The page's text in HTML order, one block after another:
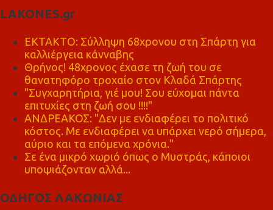
LAKONES.gr
ΕΚΤΑΚΤΟ: Σύλληψη 68χρονου στη Σπάρτη για
καλλιέργεια κάνναβης
Θρήνος! 48χρονος έχασε τη ζωή του σε
θανατηφόρο τροχαίο στον Κλαδά Σπάρτης
"Συγχαρητήρια, γιέ μου! Σου εύχομαι πάντα
επιτυχίες στη ζωή σου !!!!"
ΑΝΔΡΕΑΚΟΣ: "Δεν με ενδιαφέρει το πολιτικό
κόστος. Με ενδιαφέρει να υπάρχει νερό σήμερα,
αύριο και τα επόμενα χρόνια."
Σε ένα μικρό χωριό όπως ο Μυστράς, κάποιοι
υποψιάζονταν αλλά...
ΟΔΗΓΟΣ ΛΑΚΩΝΙΑΣ